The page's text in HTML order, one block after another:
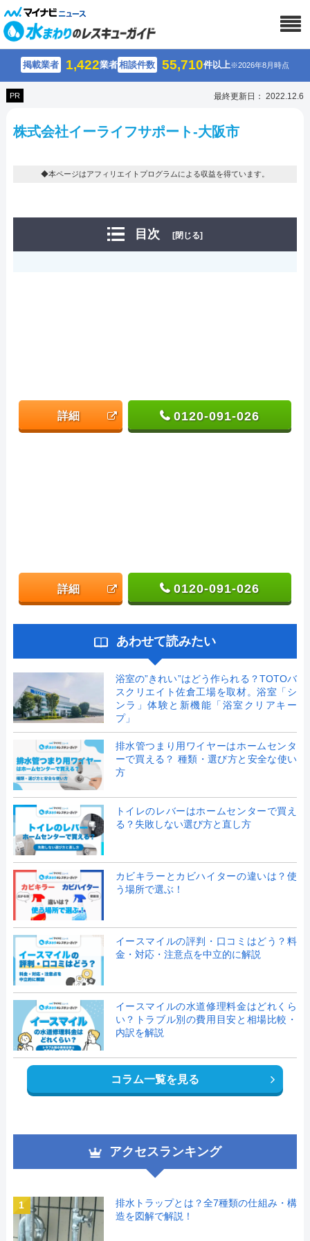
掲載業者 1,422業者相談件数 55,710件以上※2026年8月時点
PR 最終更新日： 2022.12.6
株式会社イーライフサポート-大阪市
◆本ページはアフィリエイトプログラムによる収益を得ています。
目次 [閉じる]
詳細 0120-091-026
詳細 0120-091-026
あわせて読みたい
浴室の”きれい”はどう作られる？TOTOバ
スクリエイト佐倉工場を取材。浴室「シ
ンラ」体験と新機能「浴室クリアキー
プ」
排水管つまり用ワイヤーはホームセンタ
ーで買える？ 種類・選び方と安全な使い
方
トイレのレバーはホームセンターで買え
る？失敗しない選び方と直し方
カビキラーとカビハイターの違いは？使
う場所で選ぶ！
イースマイルの評判・口コミはどう？料
金・対応・注意点を中立的に解説
イースマイルの水道修理料金はどれくら
い？トラブル別の費用目安と相場比較・
内訳を解説
コラム一覧を見る
アクセスランキング
1
排水トラップとは？全7種類の仕組み・構
造を図解で解説！